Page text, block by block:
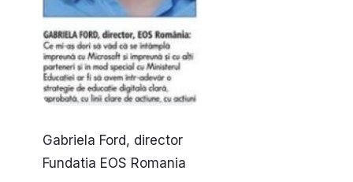
Gabriela Ford, director
Fundatia EOS Romania